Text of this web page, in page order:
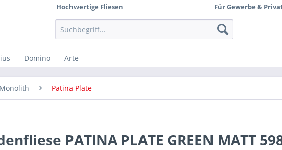
Hochwertige Fliesen Für Gewerbe &
Domino Arte
Monolith Patina Plate
PATINA PLATE GREEN MATT